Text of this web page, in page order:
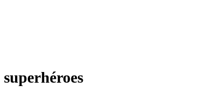
superhéroes